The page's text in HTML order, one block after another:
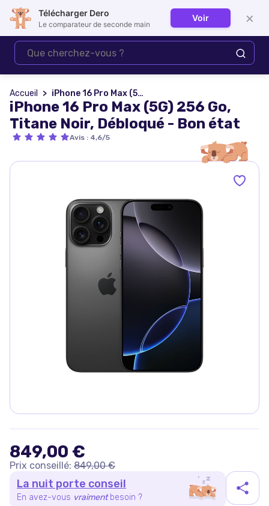
Se connecter
Accueil iPhone 16 Pro Max (5G) 256 Go, Titane Noir, Débloqué - Bon état
iPhone 16 Pro Max (5G) 256 Go,
Titane Noir, Débloqué - Bon état
Avis : 4,6/5
849,00 €
Prix conseillé: 849,00 €
La nuit porte conseil
En avez-vous vraiment besoin ?
Télécharger Dero
Le comparateur de seconde main
Voir ×